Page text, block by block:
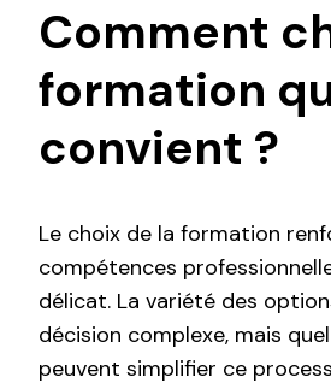
Comment
formation
convient ?
Le choix de la formation
compétences
délicat. La variété des
décision complexe, mais
peuvent simplifier ce